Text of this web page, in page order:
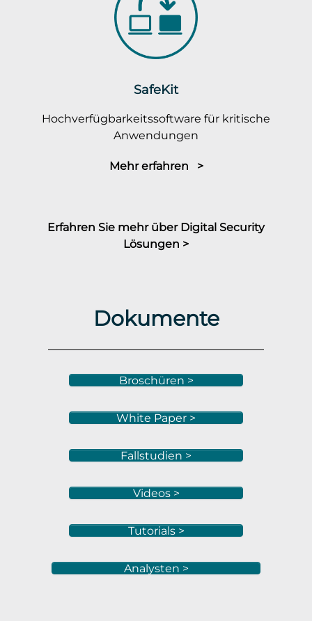
SafeKit
Hochverfügbarkeitssoftware für kritische
Anwendungen
Mehr erfahren >
Erfahren Sie mehr über Digital Security
Lösungen >
Dokumente
Broschüren >
White Paper >
Fallstudien >
Videos >
Tutorials >
Analysten >